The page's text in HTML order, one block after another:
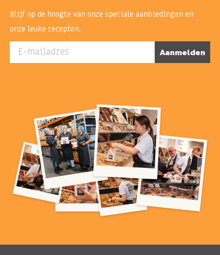
Blijf op de hoogte van onze speciale aanbiedingen en
onze leuke recepten.
E-mailadres Aanmelden